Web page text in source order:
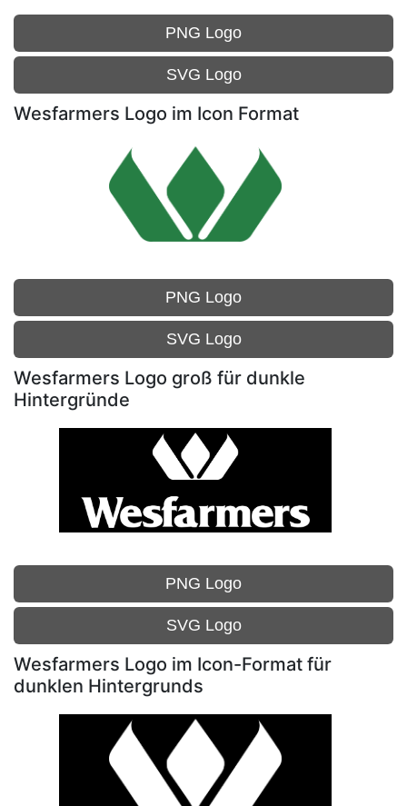
PNG Logo
SVG Logo
Wesfarmers Logo im Icon Format
PNG Logo
SVG Logo
Wesfarmers Logo groß für dunkle
Hintergründe
PNG Logo
SVG Logo
Wesfarmers Logo im Icon-Format für
dunklen Hintergrunds